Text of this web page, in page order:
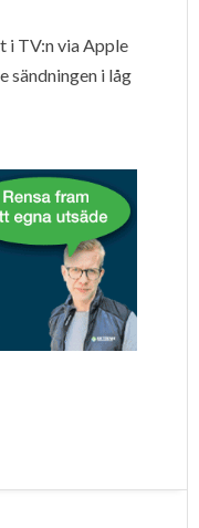
i TV:n via Apple
sändningen i låg